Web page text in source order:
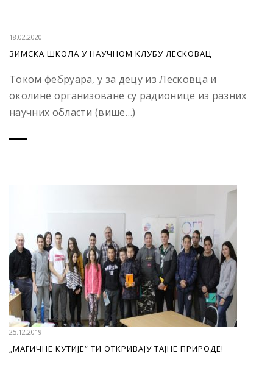
18.02.2020
ЗИМСКА ШКОЛА У НАУЧНОМ КЛУБУ ЛЕСКОВАЦ
Током фебруара, у за децу из Лесковца и
околине организоване су радионице из разних
научних области (више…)
25.12.2019
„МАГИЧНЕ КУТИЈЕ“ ТИ ОТКРИВАЈУ ТАЈНЕ ПРИРОДЕ!